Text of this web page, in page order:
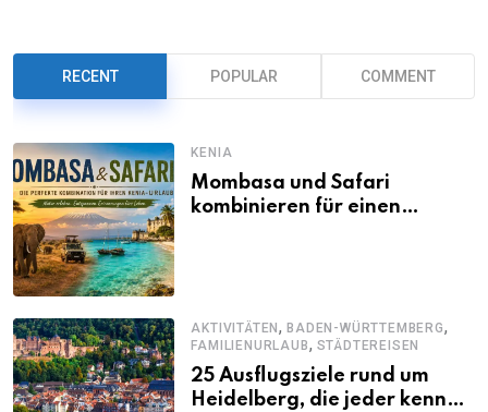
RECENT POPULAR COMMENT
KENIA
Mombasa und Safari
kombinieren für einen
AKTIVITÄTEN,BADEN-WÜRTTEMBERG,
FAMILIENURLAUB, STÄDTEREISEN
25 Ausflugsziele rund um
Heidelberg, die jeder kennen